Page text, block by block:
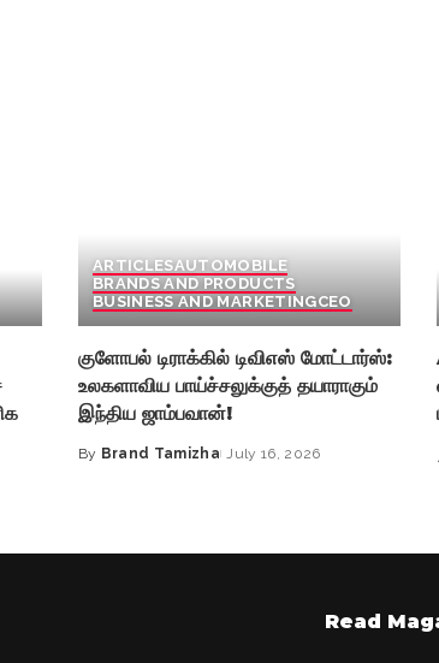
ARTICLESAUTOMOBILE
BRANDS AND PRODUCTS
BUSINESS AND MARKETINGCEO
குளோபல் டிராக்கில் டிவிஎஸ் மோட்டார்ஸ்:
உலகளாவிய பாய்ச்சலுக்குத் தயாராகும்
இந்திய ஜாம்பவான்!
Posted
By Brand Tamizha July 16, 2026
Read